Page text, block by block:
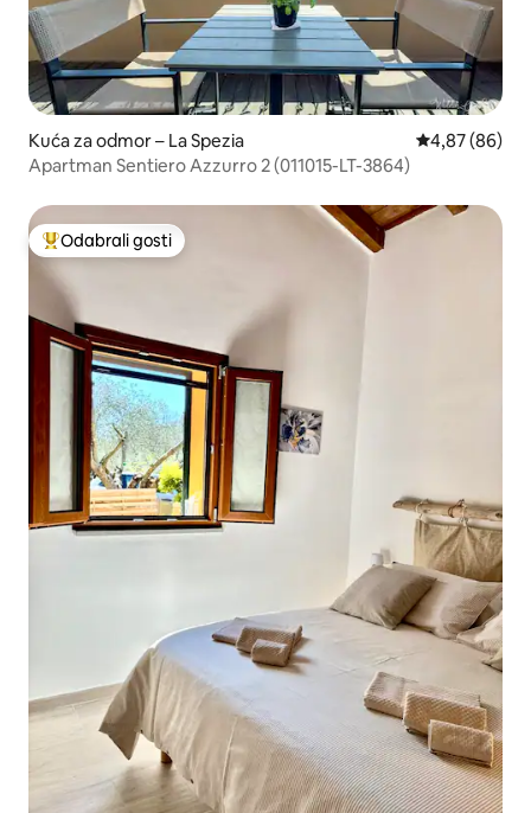
Kuća za odmor – La Spezia Prosječna
4,87 (86)
Apartman Sentiero Azzurro 2 (011015-LT-3864)
Među najviše rangiranima s oznakom „Odabrali gosti”
Odabrali gosti